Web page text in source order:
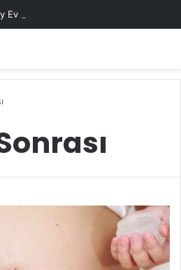
Ev Maskeleri Nelerdir?